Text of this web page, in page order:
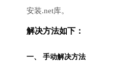
安装.net库。
解决方法如下：
一、 手动解决方法